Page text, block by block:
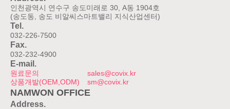
인천광역시 연수구 송도미래로 30, A동 1904호
(송도동, 송도 비알씨스마트밸리 지식산업센터)
Tel.
032-226-7500
Fax.
032-232-4900
E-mail.
원료문의
sales@covix.kr
상품개발(OEM,ODM)
sm@covix.kr
NAMWON OFFICE
Address.